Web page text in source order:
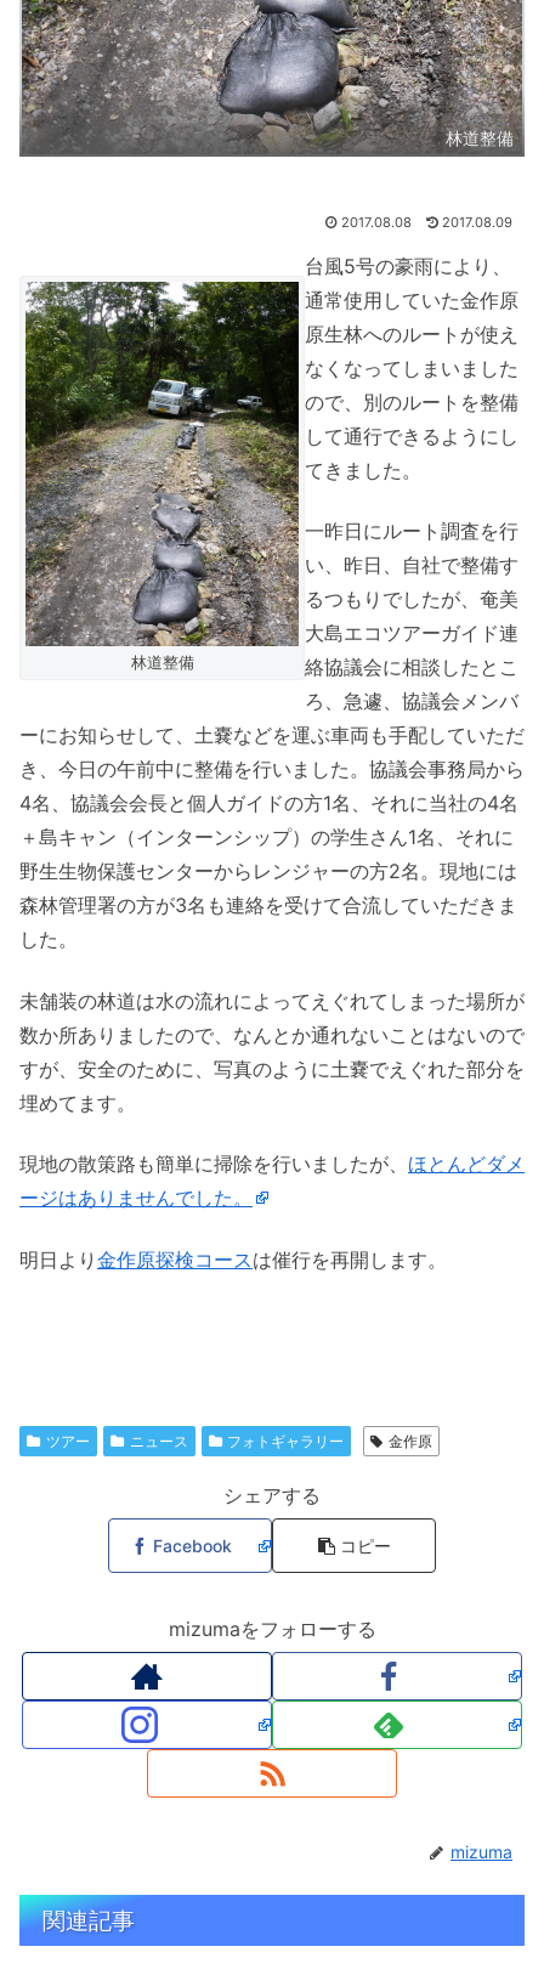
林道整備
2017.08.08 2017.08.09
林道整備
台風5号の豪雨により、
通常使用していた金作原
原生林へのルートが使え
なくなってしまいました
ので、別のルートを整備
して通行できるようにし
てきました。
一昨日にルート調査を行
い、昨日、自社で整備す
るつもりでしたが、奄美
大島エコツアーガイド連
絡協議会に相談したとこ
ろ、急遽、協議会メンバ
ーにお知らせして、土嚢などを運ぶ車両も手配していただ
き、今日の午前中に整備を行いました。協議会事務局から
4名、協議会会長と個人ガイドの方1名、それに当社の4名
＋島キャン（インターンシップ）の学生さん1名、それに
野生生物保護センターからレンジャーの方2名。現地には
森林管理署の方が3名も連絡を受けて合流していただきま
した。
未舗装の林道は水の流れによってえぐれてしまった場所が
数か所ありましたので、なんとか通れないことはないので
すが、安全のために、写真のように土嚢でえぐれた部分を
埋めてます。
現地の散策路も簡単に掃除を行いましたが、 ほとんどダメ
ージはありませんでした。
明日より 金作原探検コースは催行を再開します。
ツアー ニュース フォトギャラリー 金作原
シェアする
Facebook コピー
mizumaをフォローする
mizuma
関連記事